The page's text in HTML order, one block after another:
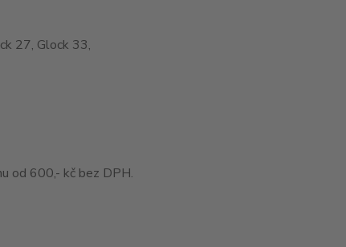
27, Glock 33,
od 600,- kč bez DPH.